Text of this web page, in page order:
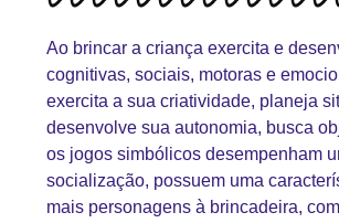
Ao brincar a criança exercita e
cognitivas, sociais, motoras e
exercita a sua criatividade, planeja
desenvolve sua autonomia, busca
os jogos simbólicos desempenham
socialização, possuem uma
mais personagens à brincadeira,